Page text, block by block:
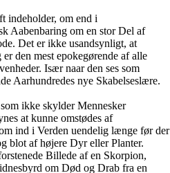
indeholder, om end i
Aabenbaring om en stor Del af
Det er ikke usandsynligt, at
den mest epokegørende af alle
Især naar den ses som
Aarhundredes nye Skabelseslære.
ikke skylder Mennesker
at kunne omstødes af
ind i Verden uendelig længe før der
blot af højere Dyr eller Planter.
Billede af en Skorpion,
om Død og Drab fra en